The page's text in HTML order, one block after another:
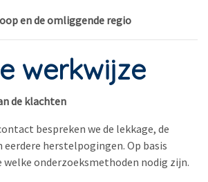
en de omliggende regio
werkwijze
de klachten
bespreken we de lekkage, de
eerdere herstelpogingen. Op basis
welke onderzoeksmethoden nodig zijn.